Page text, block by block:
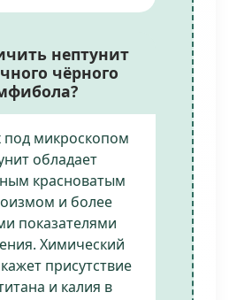
нептунит
чёрного
микроскопом
обладает
красноватым
и более
показателями
Химический
присутствие
и калия в